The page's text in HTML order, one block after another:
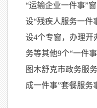
“运输企业一件事”
设“残疾人服务一件
设4个专窗，办理开
务等其他9个“一件
图木舒克市政务服
成一件事”套餐服务